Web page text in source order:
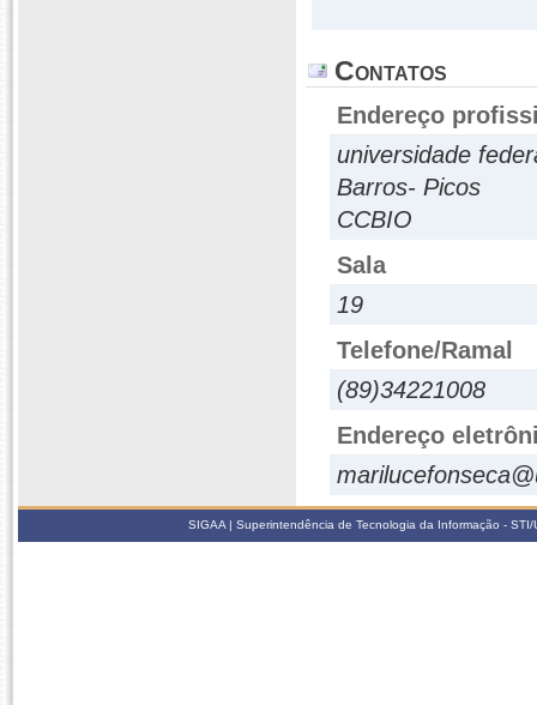
Contatos
Endereço
universidade
Barros- Picos
CCBIO
Sala
19
Telefone/Ramal
(89)34221008
Endereço
SIGAA | Superintendência de Tecnologia da Informação -